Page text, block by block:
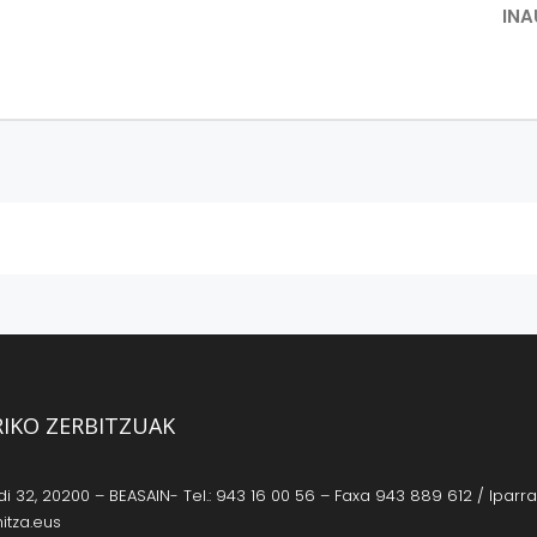
ZERBITZUAK
32, 20200 – BEASAIN- Tel.: 943 16 00 56 – Faxa 943 889 612 /